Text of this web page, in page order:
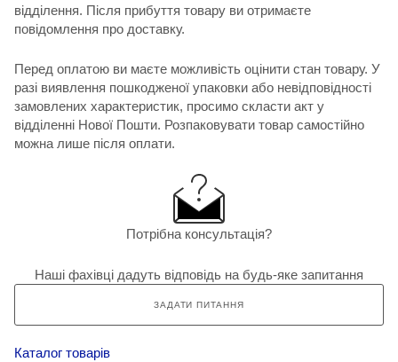
відділення. Після прибуття товару ви отримаєте
повідомлення про доставку.
Перед оплатою ви маєте можливість оцінити стан товару. У
разі виявлення пошкодженої упаковки або невідповідності
замовлених характеристик, просимо скласти акт у
відділенні Нової Пошти. Розпаковувати товар самостійно
можна лише після оплати.
Потрібна консультація?
Наші фахівці дадуть відповідь на будь-яке запитання
ЗАДАТИ ПИТАННЯ
Каталог товарів